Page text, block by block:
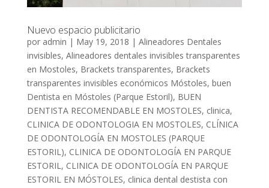
Nuevo espacio publicitario
por admin | May 19, 2018 | Alineadores Dentales
invisibles, Alineadores dentales invisibles transparentes
en Mostoles, Brackets transparentes, Brackets
transparentes invisibles económicos Móstoles, buen
Dentista en Móstoles (Parque Estoril), BUEN
DENTISTA RECOMENDABLE EN MOSTOLES, clinica,
CLINICA DE ODONTOLOGIA EN MOSTOLES, CLÍNICA
DE ODONTOLOGÍA EN MOSTOLES (PARQUE
ESTORIL), CLINICA DE ODONTOLOGÍA EN PARQUE
ESTORIL, CLINICA DE ODONTOLOGÍA EN PARQUE
ESTORIL EN MÓSTOLES, clinica dental destista con